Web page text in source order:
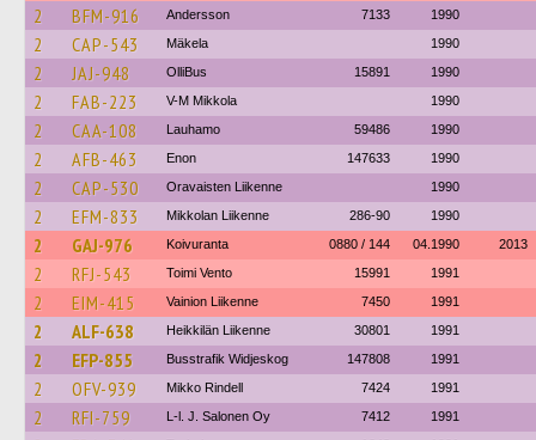
2 BFM-916 Andersson 7133 1990
2 CAP-543 Mäkela 1990
2 JAJ-948 OlliBus 15891 1990
2 FAB-223 V-M Mikkola 1990
2 CAA-108 Lauhamo 59486 1990
2 AFB-463 Enon 147633 1990
2 CAP-530 Oravaisten Liikenne 1990
2 EFM-833 Mikkolan Liikenne 286-90 1990
2 GAJ-976 Koivuranta 0880 / 144 04.1990 2013
2 RFJ-543 Toimi Vento 15991 1991
2 EIM-415 Vainion Liikenne 7450 1991
2 ALF-638 Heikkilän Liikenne 30801 1991
2 EFP-855 Busstrafik Widjeskog 147808 1991
2 OFV-939 Mikko Rindell 7424 1991
2 RFI-759 L-l. J. Salonen Oy 7412 1991